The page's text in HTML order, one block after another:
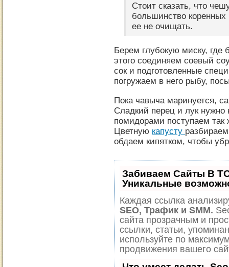
Стоит сказать, что
большинство
ее не очищать.
Берем глубокую миску, где
этого соединяем соевый
сок и подготовленные
погружаем в него рыбу,
Пока чавыча маринуется,
Сладкий перец и лук нужно
помидорами поступаем
Цветную капусту
обдаем кипятком, чтобы
Забиваем Сайты В
Уникальные
Каждая ссылка
SEO, Трафик и SMM.
сайта прозрачным и
ссылки, статьи,
используйте по
продвижения вашего